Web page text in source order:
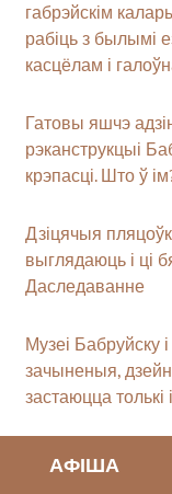
габрэйскім
рабіць з былымі
касцёлам і
Гатовы яшчэ
рэканструкцыі
крэпасці. Што ў
Дзіцячыя
выглядаюць і ці
Даследаванне
Музеі
зачыненыя,
застаюцца толькі
АФІША